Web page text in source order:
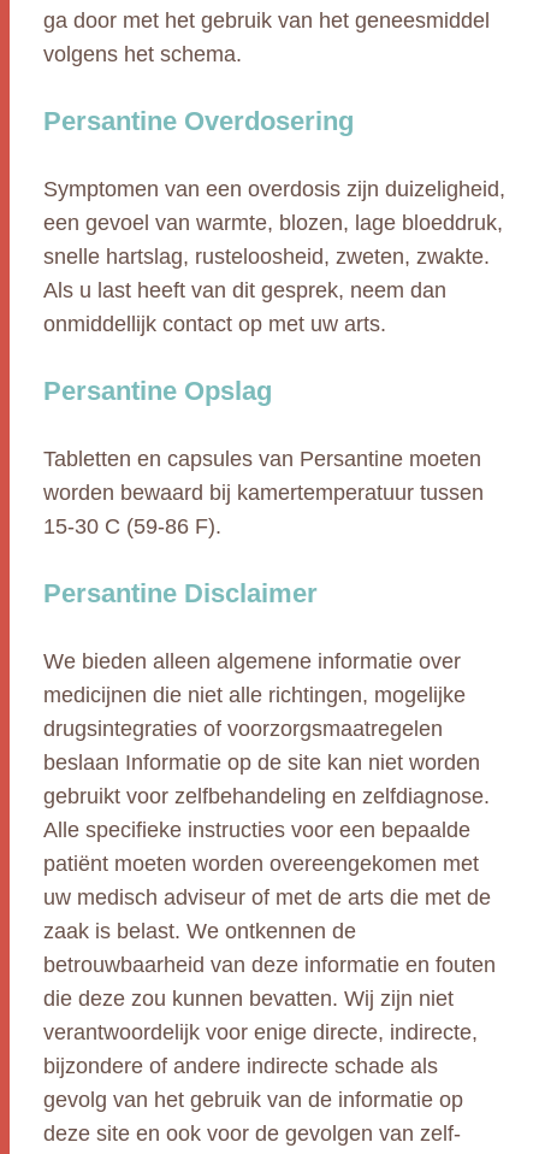
ga door met het gebruik van het geneesmiddel
volgens het schema.
Persantine Overdosering
Symptomen van een overdosis zijn duizeligheid,
een gevoel van warmte, blozen, lage bloeddruk,
snelle hartslag, rusteloosheid, zweten, zwakte.
Als u last heeft van dit gesprek, neem dan
onmiddellijk contact op met uw arts.
Persantine Opslag
Tabletten en capsules van Persantine moeten
worden bewaard bij kamertemperatuur tussen
15-30 C (59-86 F).
Persantine Disclaimer
We bieden alleen algemene informatie over
medicijnen die niet alle richtingen, mogelijke
drugsintegraties of voorzorgsmaatregelen
beslaan Informatie op de site kan niet worden
gebruikt voor zelfbehandeling en zelfdiagnose.
Alle specifieke instructies voor een bepaalde
patiënt moeten worden overeengekomen met
uw medisch adviseur of met de arts die met de
zaak is belast. We ontkennen de
betrouwbaarheid van deze informatie en fouten
die deze zou kunnen bevatten. Wij zijn niet
verantwoordelijk voor enige directe, indirecte,
bijzondere of andere indirecte schade als
gevolg van het gebruik van de informatie op
deze site en ook voor de gevolgen van zelf-